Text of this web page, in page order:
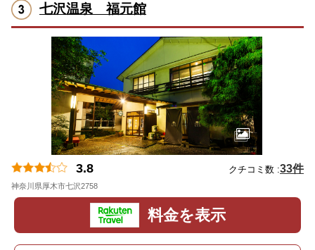
七沢温泉 福元館
3.8 クチコミ数 :33件
神奈川県厚木市七沢2758
料金を表示